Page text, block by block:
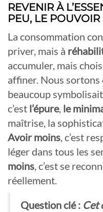
REVENIR À
PEU, LE
La consommation
priver, mais à
accumuler, mais
affiner. Nous sortons
beaucoup
c’est l’épure, le
maîtrise, la
Avoir moins, c’est
léger dans tous les
moins, c’est se
réellement.
Question clé : Cet